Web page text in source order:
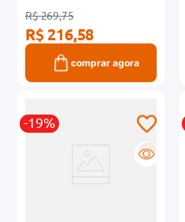
R$ 269,75
R$ 216,58
comprar agora
-19%
R